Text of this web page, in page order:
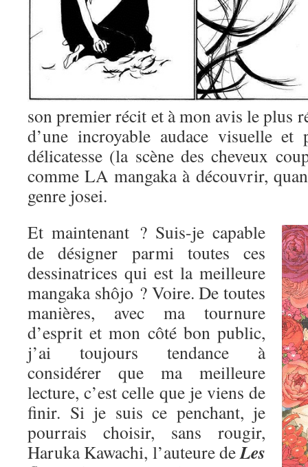
son premier récit et à mon avis le plus
d’une incroyable audace visuelle et
délicatesse (la scène des cheveux
comme LA mangaka à découvrir,
genre josei.
Et maintenant ? Suis-je capable
de désigner parmi toutes ces
dessinatrices qui est la meilleure
mangaka shôjo ? Voire. De toutes
manières, avec ma tournure
d’esprit et mon côté bon public,
j’ai toujours tendance à
considérer que ma meilleure
lecture, c’est celle que je viens de
finir. Si je suis ce penchant, je
pourrais choisir, sans rougir,
Haruka Kawachi, l’auteure deLes